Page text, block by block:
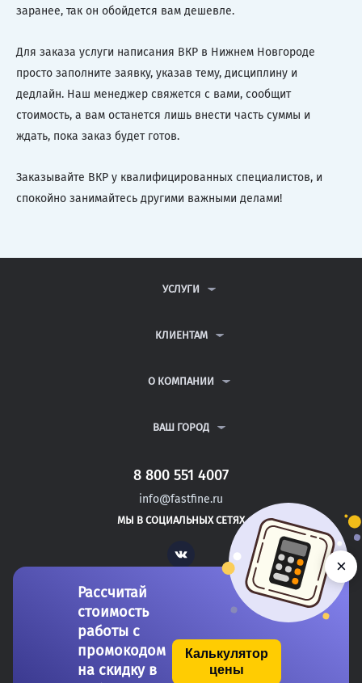
заранее, так он обойдется вам дешевле.
Для заказа услуги написания ВКР в Нижнем Новгороде
просто заполните заявку, указав тему, дисциплину и
дедлайн. Наш менеджер свяжется с вами, сообщит
стоимость, а вам останется лишь внести часть суммы и
ждать, пока заказ будет готов.
Заказывайте ВКР у квалифицированных специалистов, и
спокойно занимайтесь другими важными делами!
УСЛУГИ
ДИПЛОМНЫЕ РАБОТЫ
РЕФЕРАТЫ
КЛИЕНТАМ
ВОПРОСЫ И ОТВЕТЫ
ПОЛИТИКА КОНФИДЕНЦИАЛЬНОСТИ
О КОМПАНИИ
КОНТАКТЫ
ВАШ ГОРОД
САНКТ-ПЕТЕРБУРГ
ВОЛГОГРАД
ВОЛОГДА
8 800 551 4007
info@fastfine.ru
МЫ В СОЦИАЛЬНЫХ СЕТЯХ
Vk
Copyright 2011-2026 FastFine.ru
Рассчитай
стоимость
работы с
промокодом
на скидку в
Калькулятор
цены
×